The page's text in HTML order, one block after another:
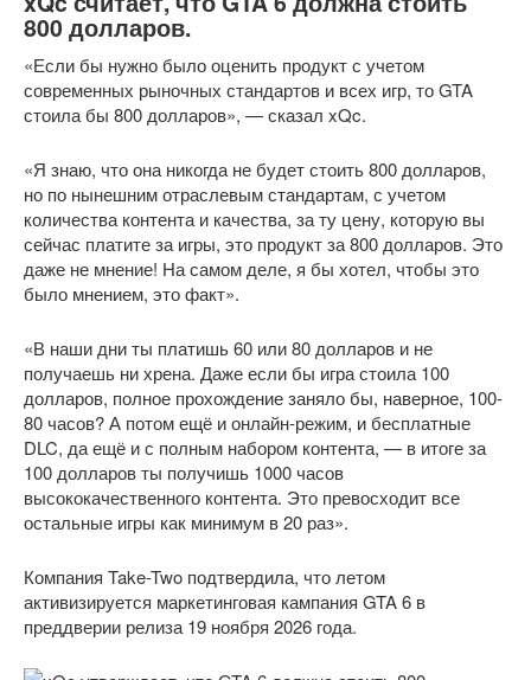
800 долларов.
«Если бы нужно было оценить продукт с учетом
современных рыночных стандартов и всех игр, то GTA
стоила бы 800 долларов», — сказал xQc.
«Я знаю, что она никогда не будет стоить 800 долларов,
но по нынешним отраслевым стандартам, с учетом
количества контента и качества, за ту цену, которую вы
сейчас платите за игры, это продукт за 800 долларов. Это
даже не мнение! На самом деле, я бы хотел, чтобы это
было мнением, это факт».
«В наши дни ты платишь 60 или 80 долларов и не
получаешь ни хрена. Даже если бы игра стоила 100
долларов, полное прохождение заняло бы, наверное, 100-
80 часов? А потом ещё и онлайн-режим, и бесплатные
DLC, да ещё и с полным набором контента, — в итоге за
100 долларов ты получишь 1000 часов
высококачественного контента. Это превосходит все
остальные игры как минимум в 20 раз».
Компания Take-Two подтвердила, что летом
активизируется маркетинговая кампания GTA 6 в
преддверии релиза 19 ноября 2026 года.